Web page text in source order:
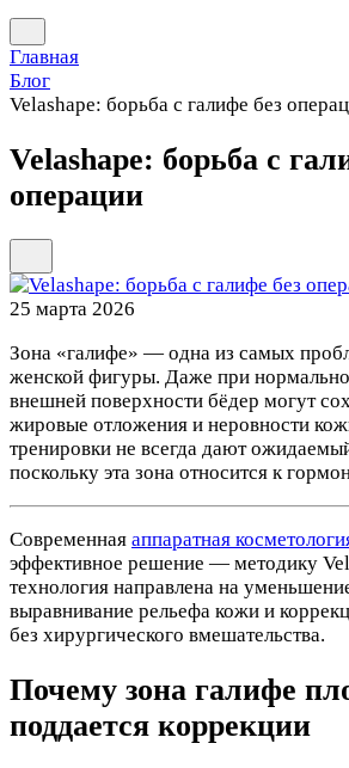
Главная
Блог
Velashape: борьба с галифе без
Velashape: борьба с
операции
25 марта 2026
Зона «галифе» — одна из самых
женской фигуры. Даже при
внешней поверхности бёдер могут
жировые отложения и неровности
тренировки не всегда дают
поскольку эта зона относится к
Современная аппаратная
эффективное решение — методику
технология направлена на
выравнивание рельефа кожи и
без хирургического вмешательства.
Почему зона галифе
поддается коррекции